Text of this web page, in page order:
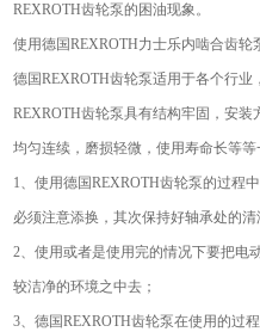
REXROTH齿轮泵的困油现象。
使用德国REXROTH力士乐内啮合齿轮
德国REXROTH齿轮泵适用于各个行
REXROTH齿轮泵具有结构牢固，安
均匀连续，磨损轻微，使用寿命长等等
1、使用德国REXROTH齿轮泵的过程
必须注意添换，其次保持好轴承处的清
2、使用或者是使用完的情况下要把电
较洁净的环境之中去；
3、德国REXROTH齿轮泵在使用的过